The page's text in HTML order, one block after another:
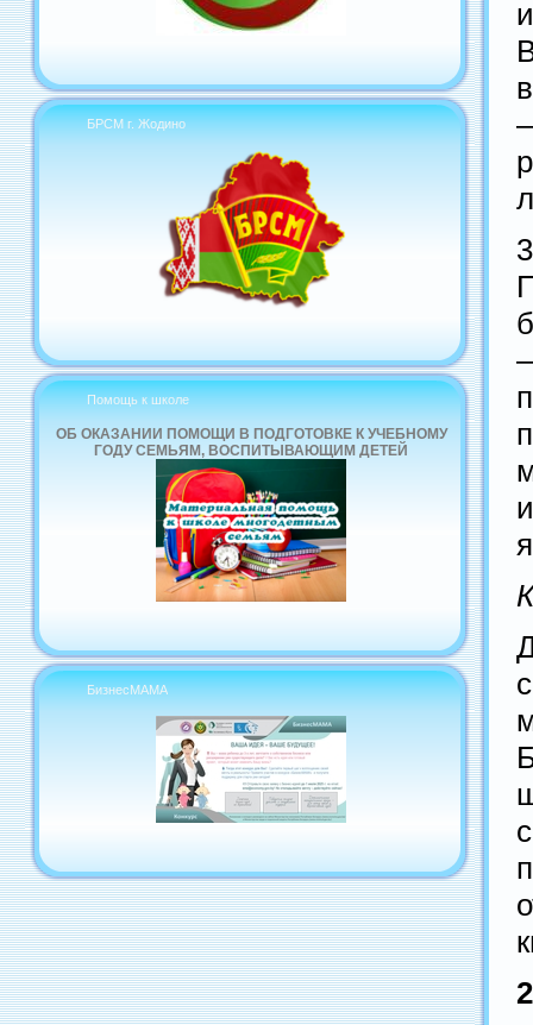
БРСМ г. Жодино
Помощь к школе
ОБ ОКАЗАНИИ ПОМОЩИ В ПОДГОТОВКЕ К УЧЕБНОМУ
ГОДУ СЕМЬЯМ, ВОСПИТЫВАЮЩИМ ДЕТЕЙ
БизнесМАМА